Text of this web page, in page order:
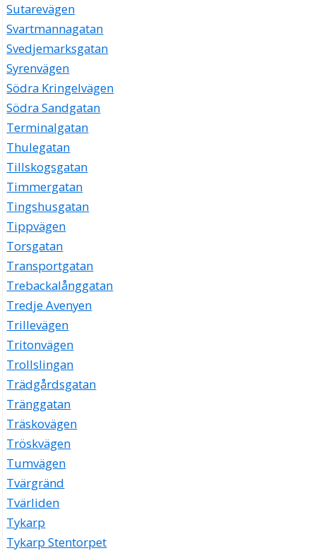
Sutarevägen
Svartmannagatan
Svedjemarksgatan
Syrenvägen
Södra Kringelvägen
Södra Sandgatan
Terminalgatan
Thulegatan
Tillskogsgatan
Timmergatan
Tingshusgatan
Tippvägen
Torsgatan
Transportgatan
Trebackalånggatan
Tredje Avenyen
Trillevägen
Tritonvägen
Trollslingan
Trädgårdsgatan
Tränggatan
Träskovägen
Tröskvägen
Tumvägen
Tvärgränd
Tvärliden
Tykarp
Tykarp Stentorpet